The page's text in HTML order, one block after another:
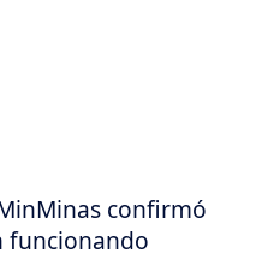
confirmó
funcionando